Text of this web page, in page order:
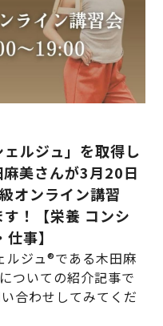
ルジュ」を取得し
美さんが3月20日
オンライン講習
！【栄養 コンシ
事】
ルジュ®である木田麻
ついての紹介記事で
合わせしてみてくだ